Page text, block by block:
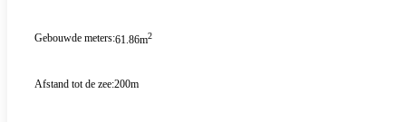
Gebouwde meters:61.86m2
Afstand tot de zee:200m